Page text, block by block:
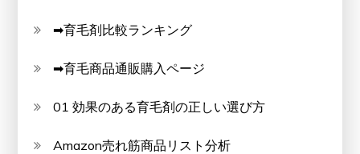
➡育毛剤比較ランキング
➡育毛商品通販購入ページ
01 効果のある育毛剤の正しい選び方
Amazon売れ筋商品リスト分析